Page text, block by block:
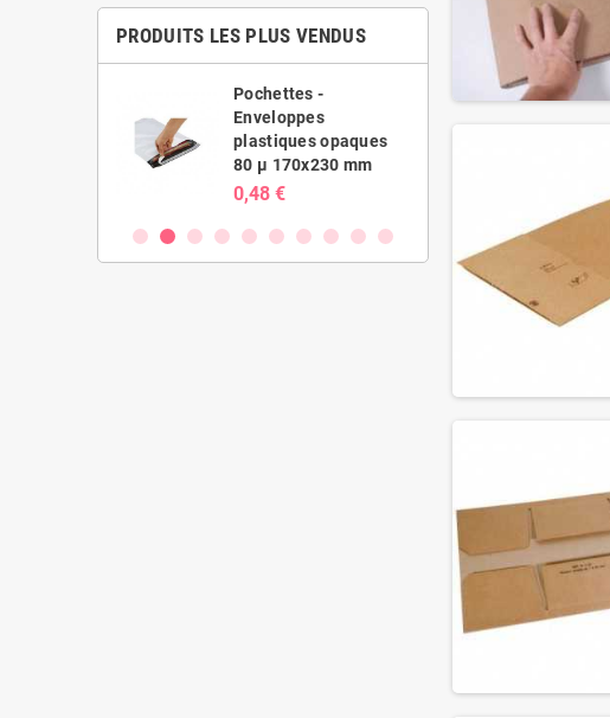
PRODUITS LES PLUS VENDUS
Pochettes -
Enveloppes
plastiques opaques
80 µ 170x230 mm
0,48 €
Pochettes -